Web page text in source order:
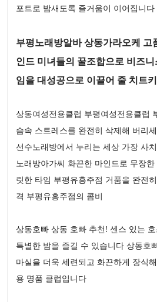
포트로 밤새도록 즐거움이 이어집니다
부평노래방알바 상동가라오케 고
인드 미녀들의 꿀조합으로 비즈
임을 대성공으로 이끌어 줄 치트
상동여성전용클럽 부평여성전용클럽
슴속 스트레스를 완전히 삭제해 버리
선수노래방에서 누리는 세상 가장 사
노래방아가씨 화끈한 마인드로 무장
릿한 타임 부평유흥주점 거품을 완전
격 부평유흥주점의 콤비
상동호빠 상동 호빠 추천! 센스 있는
특별한 밤을 즐길 수 있습니다 상동호
마실을 더욱 세련되고 화끈하게 장식
용 명품 클럽입니다